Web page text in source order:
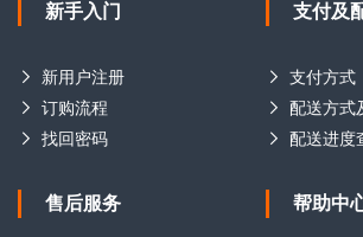
新手入门
新用户注册
订购流程
找回密码
支付及
支付方式
配送方式
配送进度
售后服务 帮助中